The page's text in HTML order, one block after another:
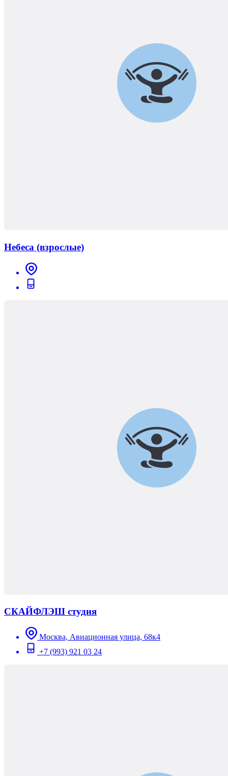
Небеса (взрослые)
СКАЙФЛЭШ студия
Москва, Авиационная улица, 68к4
+7 (993) 921 03 24